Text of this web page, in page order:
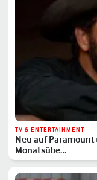
TV & ENTERTAINMENT
Neu auf
Monatsübe…